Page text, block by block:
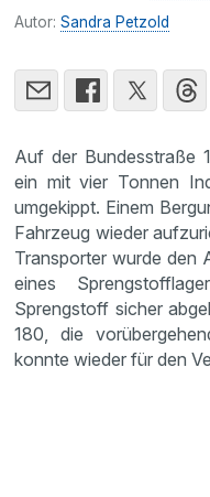
Autor:Sandra Petzold
Auf der Bundesstraße
ein mit vier Tonnen
umgekippt. Einem
Fahrzeug wieder
Transporter wurde den
eines
Sprengstoff sicher
180, die
konnte wieder für den